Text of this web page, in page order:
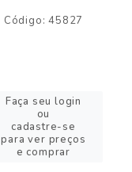
Código: 45827
Faça seu login
ou
cadastre-se
para ver preços
e comprar